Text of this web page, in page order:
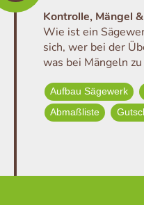
Kontrolle, Mängel
Wie ist ein
sich, wer bei der
was bei Mängeln
Aufbau Sägewerk
Abmaßliste